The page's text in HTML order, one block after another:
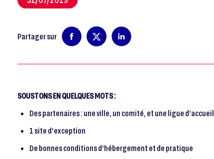
Partager sur
SOUSTONS EN QUELQUES MOTS :
Des partenaires : une ville, un comité, et une ligue d’accueil
1 site d’exception
De bonnes conditions d’hébergement et de pratique